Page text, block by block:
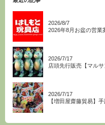
2026/8/7
2026年8月お盆の営業
2026/7/17
店頭先行販売【マル
2026/7/17
【増田屋齋藤貿易】